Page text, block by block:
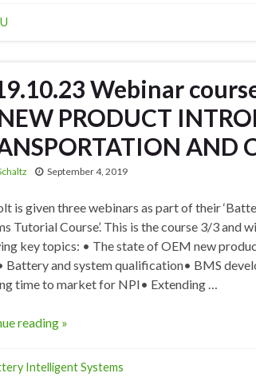
Webinar
PRODUCT
AND
September 4, 2019
is given three webinars as part of their
Tutorial Course’. This is the course 3/3 and
key topics: • The state of OEM new
Battery and system qualification• BMS
time to market for NPI• Extending …
reading »
Intelligent Systems